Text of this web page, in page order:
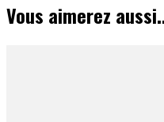
Vous aimerez